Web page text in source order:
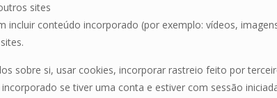
sites
incluir conteúdo incorporado (por exemplo: vídeos,
sobre si, usar cookies, incorporar rastreio feito por
se tiver uma conta e estiver com sessão